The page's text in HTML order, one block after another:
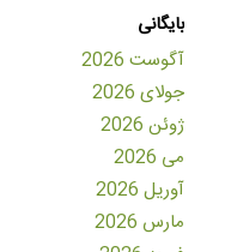
بایگانی
آگوست 2026
جولای 2026
ژوئن 2026
می 2026
آوریل 2026
مارس 2026